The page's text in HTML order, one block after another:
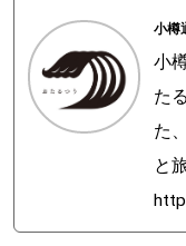
小樽
小
た
た
と